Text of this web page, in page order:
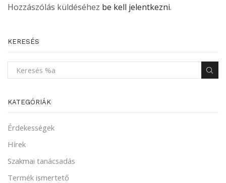
Hozzászólás küldéséhez be kell jelentkezni.
KERESÉS
KATEGÓRIÁK
Érdekességek
Hírek
Szakmai tanácsadás
Termék ismertető